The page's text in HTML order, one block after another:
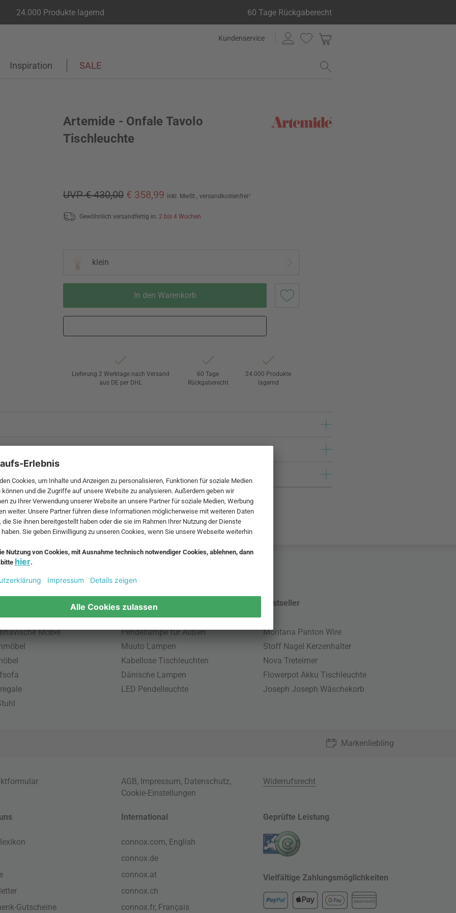
24.000 Produkte lagernd 60 Tage Rückgaberecht
Kundenservice
Inspiration SALE
Artemide - Onfale Tavolo
Tischleuchte
UVP € 430,00 € 358,99 inkl. MwSt., versandkostenfrei*
Gewöhnlich versandfertig in: 2 bis 4 Wochen
klein
In den Warenkorb
Lieferung 2 Werktage nach Versand
aus DE per DHL
60 Tage
Rückgaberecht
24.000 Produkte
lagernd
und zzgl.
Möbel
Beliebte Leuchten
Pendellampe für Außen
Muuto Lampen
Kabellose Tischleuchten
Dänische Lampen
LED Pendelleuchte
Bestseller
Montana Panton Wire
Stoff Nagel Kerzenhalter
Nova Treteimer
Flowerpot Akku Tischleuchte
Joseph Joseph Wäschekorb
Markenliebling
AGB, Impressum, Datenschutz,
Cookie-Einstellungen
Widerrufsrecht
Gutscheine
International
connox.com, English
connox.de
connox.at
connox.ch
connox.fr, Français
Geprüfte Leistung
Vielfältige Zahlungsmöglichkeiten
KREDITKARTE